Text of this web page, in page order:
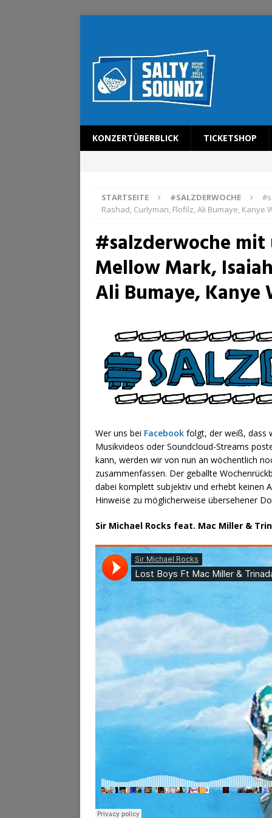
KONZERTÜBERBLICK TICKETSHOP
STARTSEITE #SALZDERWOCHE
Rashad, Curlyman, Flofilz, Ali Bumaye, Kanye
#salzderwoche mit
Mellow Mark,
Ali Bumaye, Kanye
Wer uns bei Facebook folgt, der weiß, dass
Musikvideos oder Soundcloud-Streams
kann, werden wir von nun an wöchentlich
zusammenfassen. Der geballte
dabei komplett subjektiv und erhebt keinen
Hinweise zu möglicherweise übersehener
Sir Michael Rocks feat. Mac Miller &